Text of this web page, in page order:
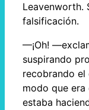
Leavenworth.
falsificación.
—¡Oh!
suspirando
recobrando
modo que era
estaba